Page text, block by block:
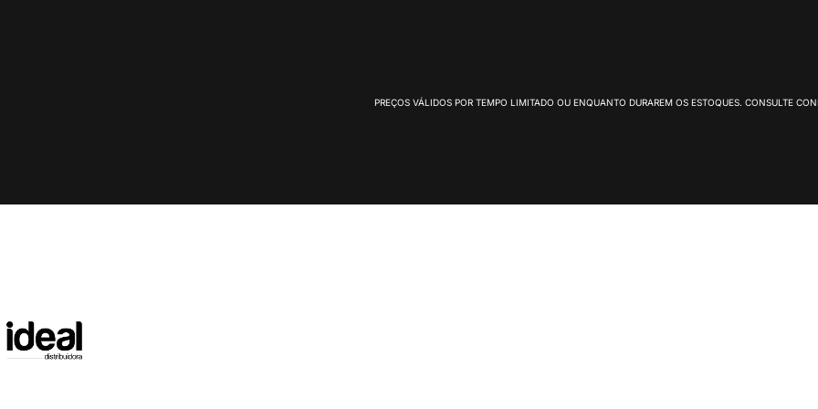
PREÇOS VÁLIDOS POR TEMPO LIMITADO OU ENQUANTO DURAREM OS ESTOQUES. CONSULTE